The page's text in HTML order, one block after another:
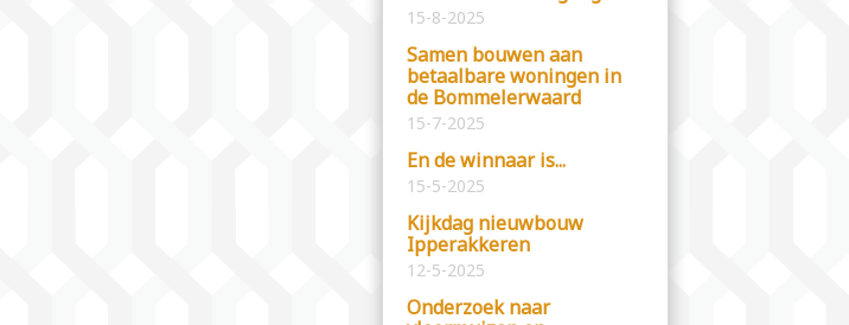
15-8-2025
Samen bouwen aan
betaalbare woningen in
de Bommelerwaard
15-7-2025
En de winnaar is...
15-5-2025
Kijkdag nieuwbouw
Ipperakkeren
12-5-2025
Onderzoek naar